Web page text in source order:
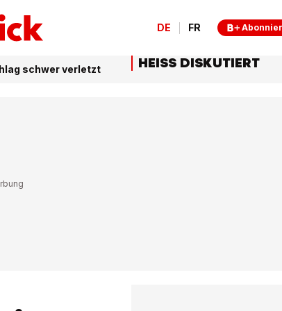
DE FR
schwer verletzt HEISS DISKUTIERT